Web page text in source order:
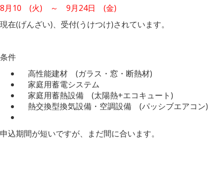
8月10 (火) ～ 9月24日 (金)
現在(げんざい)、受付(うけつけ)されています。
条件
高性能建材 (ガラス・窓・断熱材)
家庭用蓄電システム
家庭用蓄熱設備 (太陽熱+エコキュート)
熱交換型換気設備・空調設備 (パッシブエアコン)
申込期間が短いですが、まだ間に合います。